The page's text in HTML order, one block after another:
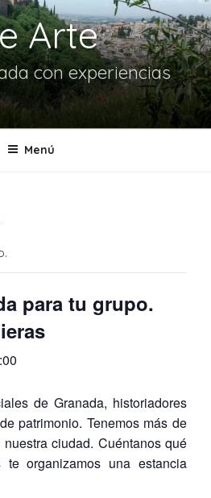
Arte
con experiencias
Menú
para tu grupo.
de Granada, historiadores
patrimonio. Tenemos más de
ciudad. Cuéntanos qué
te organizamos una estancia